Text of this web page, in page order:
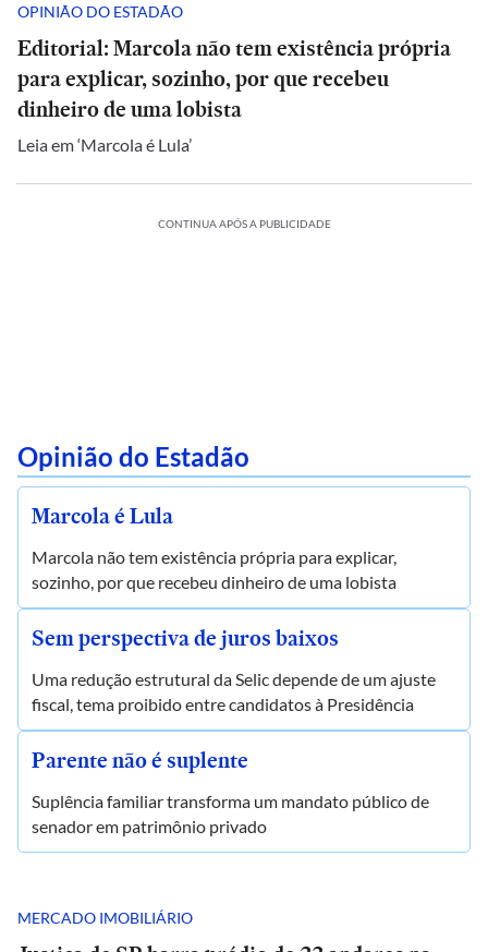
OPINIÃO DO ESTADÃO
Editorial: Marcola não tem existência própria
para explicar, sozinho, por que recebeu
dinheiro de uma lobista
Leia em ‘Marcola é Lula’
CONTINUA APÓS A PUBLICIDADE
Opinião do Estadão
Marcola é Lula
Marcola não tem existência própria para explicar,
sozinho, por que recebeu dinheiro de uma lobista
Sem perspectiva de juros baixos
Uma redução estrutural da Selic depende de um ajuste
fiscal, tema proibido entre candidatos à Presidência
Parente não é suplente
Suplência familiar transforma um mandato público de
senador em patrimônio privado
MERCADO IMOBILIÁRIO